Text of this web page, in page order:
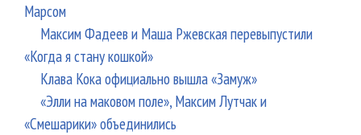
Марсом
Максим Фадеев и Маша Ржевская перевыпустили
«Когда я стану кошкой»
Клава Кока официально вышла «Замуж»
«Элли на маковом поле», Максим Лутчак и
«Смешарики» объединились